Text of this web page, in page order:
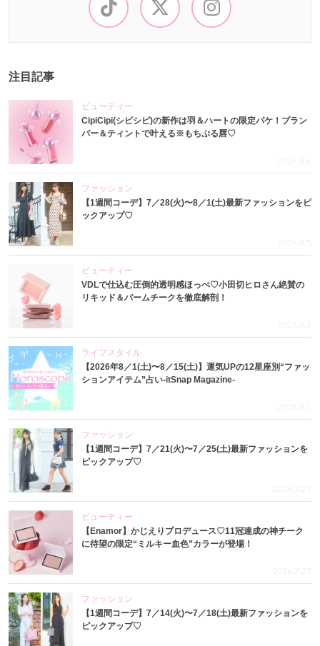
注目記事
ビューティー
CipiCipi(シピシピ)の新作は羽＆ハートの限定パケ！プラン
パー＆ティントで叶える※もちぷる唇♡
2026.8.6
ファッション
【1週間コーデ】7／28(火)〜8／1(土)最新ファッションをピ
ックアップ♡
2026.8.5
ビューティー
VDLで仕込む圧倒的透明感ほっぺ♡小田切ヒロさん絶賛の
リキッド＆バームチークを徹底解剖！
2026.8.4
ライフスタイル
【2026年8／1(土)〜8／15(土)】運気UPの12星座別“ファッ
ションアイテム”占い-itSnap Magazine-
2026.8.1
ファッション
【1週間コーデ】7／21(火)〜7／25(土)最新ファッションを
ピックアップ♡
2026.7.29
ビューティー
【Enamor】かじえりプロデュース♡11冠達成の神チーク
に待望の限定“ミルキー血色”カラーが登場！
2026.7.27
ファッション
【1週間コーデ】7／14(火)〜7／18(土)最新ファッションを
ピックアップ♡